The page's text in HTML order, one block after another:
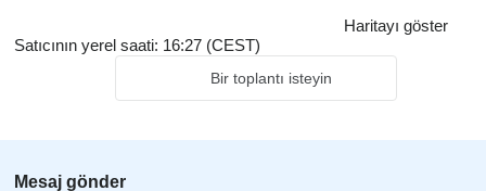
Haritayı göster
Satıcının yerel saati: 16:27 (CEST)
Bir toplantı isteyin
Mesaj gönder